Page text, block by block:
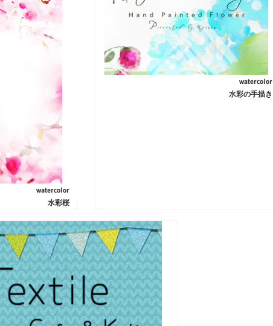
watercolor
水彩桜
watercolor
水彩の手描き